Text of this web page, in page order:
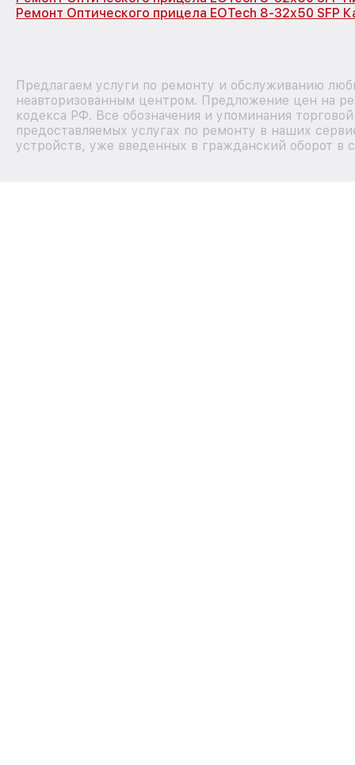
Ремонт Оптического прицела EOTech 8-32x50 SFP
Предлагаем услуги по ремонту и обслуживанию
неавторизованным центром. Предложение цен на
кодекса РФ. Все обозначения и упоминания
предоставляемых услугах по ремонту в наших
устройств, уже введенных в гражданский оборот в